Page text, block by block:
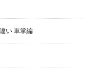
い 車掌編